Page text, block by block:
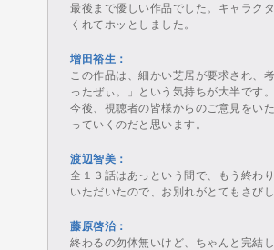
最後まで優しい作品でした。キャラク
くれてホッとしました。
増田裕生：
この作品は、細かい芝居が要求され、
ったぜぃ。」という気持ちが大半です
今後、視聴者の皆様からのご意見をい
っていくのだと思います。
渡辺智美：
全１３話はあっという間で、もう終わ
いただいたので、お別れがとてもさび
藤原啓治：
終わるの勿体無いけど、ちゃんと完結